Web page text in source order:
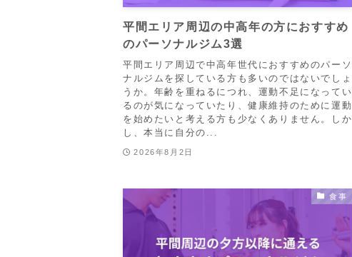
平間エリア周辺の中高年の方におすすめ
のパーソナルジム3選
平間エリア周辺で中高年世代におすすめのパーソ
ナルジムを探している方も多いのではないでしょ
うか。年齢を重ねるにつれ、運動不足になってい
るのが気になっていたり、健康維持のために運動
を始めたいと考える方も少なくありません。しか
し、本当に自分の...
2026年8月2日
食事